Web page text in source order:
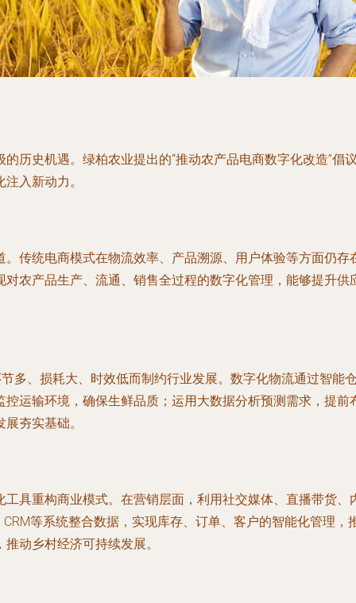
历史机遇。绿柏农业提出的“推动农产品电商数字化改造”
入新动力。
传统电商模式在物流效率、产品溯源、用户体验等方面仍
农产品生产、流通、销售全过程的数字化管理，能够提升
多、损耗大、时效低而制约行业发展。数字化物流通过智
运输环境，确保生鲜品质；运用大数据分析预测需求，提
夯实基础。
具重构商业模式。在营销层面，利用社交媒体、直播带货
等系统整合数据，实现库存、订单、客户的智能化管理
动乡村经济可持续发展。